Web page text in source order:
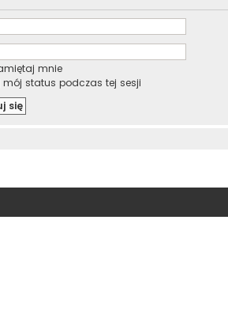
mnie
mój status podczas tej sesji